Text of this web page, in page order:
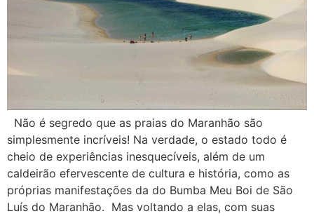
Não é segredo que as praias do Maranhão são
simplesmente incríveis! Na verdade, o estado todo é
cheio de experiências inesquecíveis, além de um
caldeirão efervescente de cultura e história, como as
próprias manifestações da do Bumba Meu Boi de São
Luís do Maranhão. Mas voltando a elas, com suas